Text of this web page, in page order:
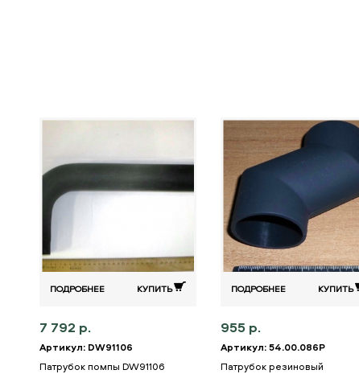
ПОДРОБНЕЕ КУПИТЬ
7 792 р.
Артикул: DW91106
Патрубок помпы DW91106
ПОДРОБНЕЕ КУПИТЬ
955 р.
Артикул: 54.00.086P
Патрубок резиновый